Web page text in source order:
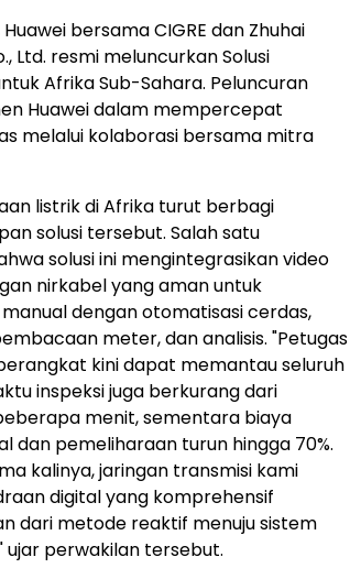
bersama CIGRE dan Zhuhai
Ltd. resmi meluncurkan Solusi
Afrika Sub-Sahara. Peluncuran
Huawei dalam mempercepat
melalui kolaborasi bersama mitra
listrik di Afrika turut berbagi
solusi tersebut. Salah satu
solusi ini mengintegrasikan video
nirkabel yang aman untuk
dengan otomatisasi cerdas,
meter, dan analisis. "Petugas
kini dapat memantau seluruh
inspeksi juga berkurang dari
menit, sementara biaya
dan pemeliharaan turun hingga 70%.
kalinya, jaringan transmisi kami
digital yang komprehensif
dari metode reaktif menuju sistem
perwakilan tersebut.